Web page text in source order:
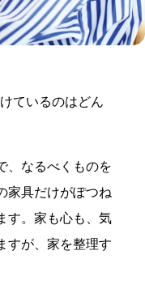
ているのはどん
、なるべくものを
家具だけがぽつね
す。家も心も、気
すが、家を整理す